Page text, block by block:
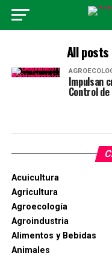
All
Impulsan
Control
Acuicultura
Agricultura
Agroecología
Agroindustria
Alimentos y Bebidas
Animales